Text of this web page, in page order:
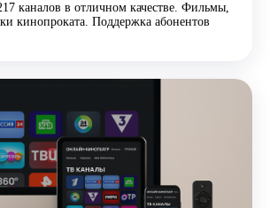
каналов в отличном качестве. Фильмы,
кинопроката. Поддержка абонентов